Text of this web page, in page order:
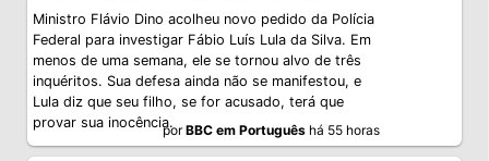
Ministro Flávio Dino acolheu novo pedido da Polícia
Federal para investigar Fábio Luís Lula da Silva. Em
menos de uma semana, ele se tornou alvo de três
inquéritos. Sua defesa ainda não se manifestou, e
Lula diz que seu filho, se for acusado, terá que
provar sua inocência.porBBC em Português há 55 horas